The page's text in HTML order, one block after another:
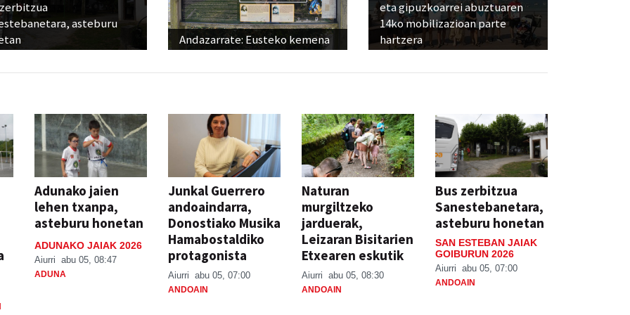
asteburu
Andazarrate: Eusteko kemena
eta gipuzkoarrei abuztuaren
14ko mobilizazioan parte
hartzera
Adunako jaien
lehen txanpa,
asteburu honetan
ADUNAKO JAIAK 2026
Aiurri abu 05, 08:47
ADUNA
Junkal Guerrero
andoaindarra,
Donostiako Musika
Hamabostaldiko
protagonista
Aiurri abu 05, 07:00
ANDOAIN
Naturan
murgiltzeko
jarduerak,
Leizaran Bisitarien
Etxearen eskutik
Aiurri abu 05, 08:30
ANDOAIN
Bus zerbitzua
Sanestebanetara,
asteburu honetan
SAN ESTEBAN JAIAK
GOIBURUN 2026
Aiurri abu 05, 07:00
ANDOAIN